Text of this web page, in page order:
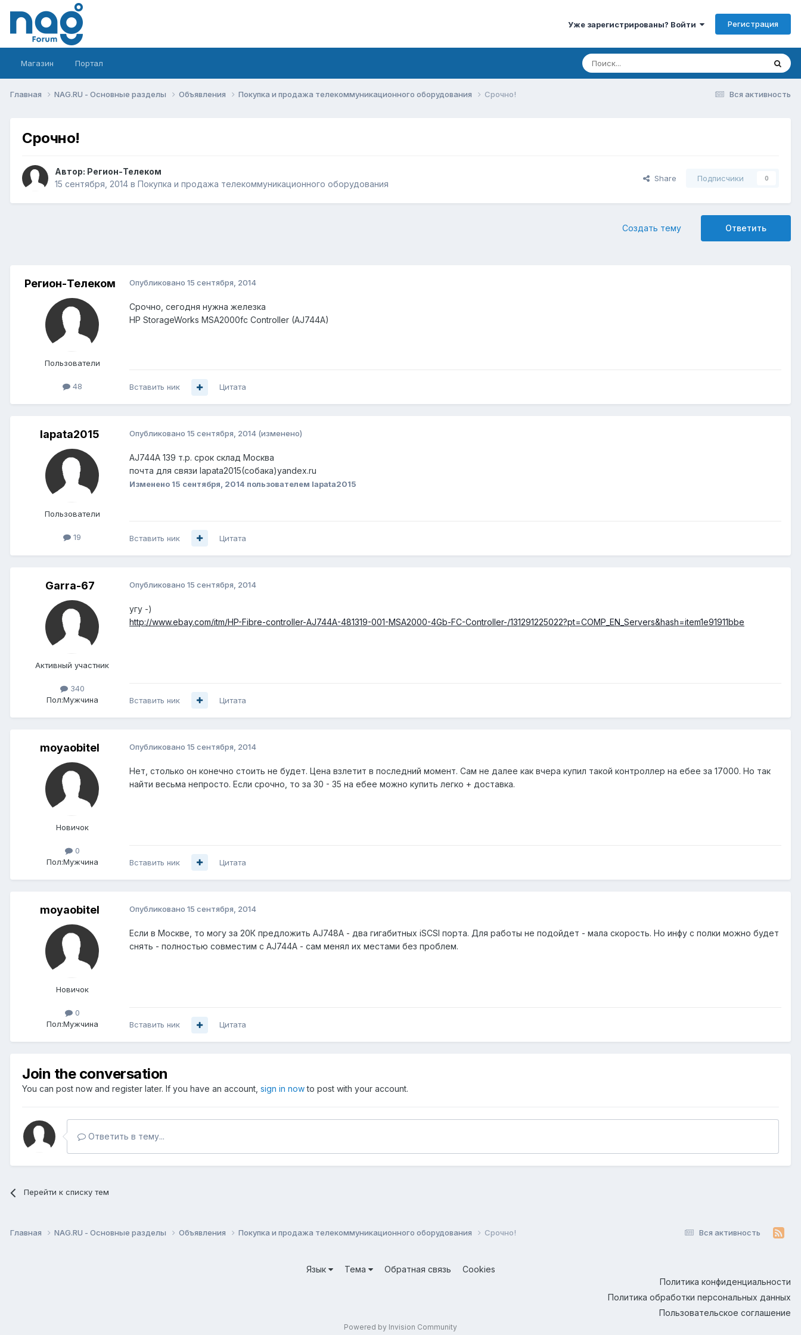
Уже зарегистрированы? Войти Регистрация
Магазин Портал
Вся активность
Главная NAG.RU - Основные разделы Объявления Покупка и продажа телекоммуникационного оборудования Срочно!
Срочно!
Автор: Регион-Телеком
15 сентября, 2014 в Покупка и продажа телекоммуникационного оборудования
Share Подписчики 0
Ответить
Создать тему
Регион-Телеком
Пользователи
48
Опубликовано 15 сентября, 2014
Срочно, сегодня нужна железка
HP StorageWorks MSA2000fc Controller (AJ744A)
Вставить ник Цитата
lapata2015
Пользователи
19
Опубликовано 15 сентября, 2014 (изменено)
AJ744A 139 т.р. срок склад Москва
почта для связи lapata2015(собака)yandex.ru
Изменено 15 сентября, 2014 пользователем lapata2015
Вставить ник Цитата
Garra-67
Активный участник
340
Пол:Мужчина
Опубликовано 15 сентября, 2014
угу -)
http://www.ebay.com/itm/HP-Fibre-controller-AJ744A-481319-001-MSA2000-4Gb-FC-Controller-/131291225022?pt=COMP_EN_Servers&hash=item1e91911bbe
Вставить ник Цитата
moyaobitel
Новичок
0
Пол:Мужчина
Опубликовано 15 сентября, 2014
Нет, столько он конечно стоить не будет. Цена взлетит в последний момент. Сам не далее как вчера купил такой контроллер на ебее за 17000. Но так
найти весьма непросто. Если срочно, то за 30 - 35 на ебее можно купить легко + доставка.
Вставить ник Цитата
moyaobitel
Новичок
0
Пол:Мужчина
Опубликовано 15 сентября, 2014
Если в Москве, то могу за 20К предложить AJ748A - два гигабитных iSCSI порта. Для работы не подойдет - мала скорость. Но инфу с полки можно будет
снять - полностью совместим с AJ744A - сам менял их местами без проблем.
Вставить ник Цитата
Join the conversation
You can post now and register later. If you have an account, sign in nowto post with your account.
Ответить в тему...
Перейти к списку тем
Вся активность
Главная NAG.RU - Основные разделы Объявления Покупка и продажа телекоммуникационного оборудования Срочно!
Язык Тема Обратная связь
Cookies
Политика конфиденциальности
Политика обработки персональных данных
Пользовательское соглашение
Powered by Invision Community